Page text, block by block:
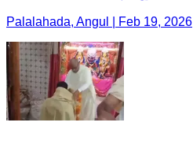
Palalahada, Angul | Feb 19, 2026